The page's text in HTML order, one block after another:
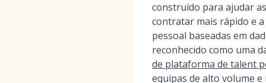
construído para ajudar
contratar mais rápido e
pessoal baseadas em
reconhecido como uma
de plataforma de talent
equipas de alto volume